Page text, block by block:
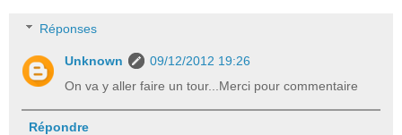
Réponses
Unknown
09/12/2012 19:26
On va y aller faire un tour...Merci pour commentaire
Répondre